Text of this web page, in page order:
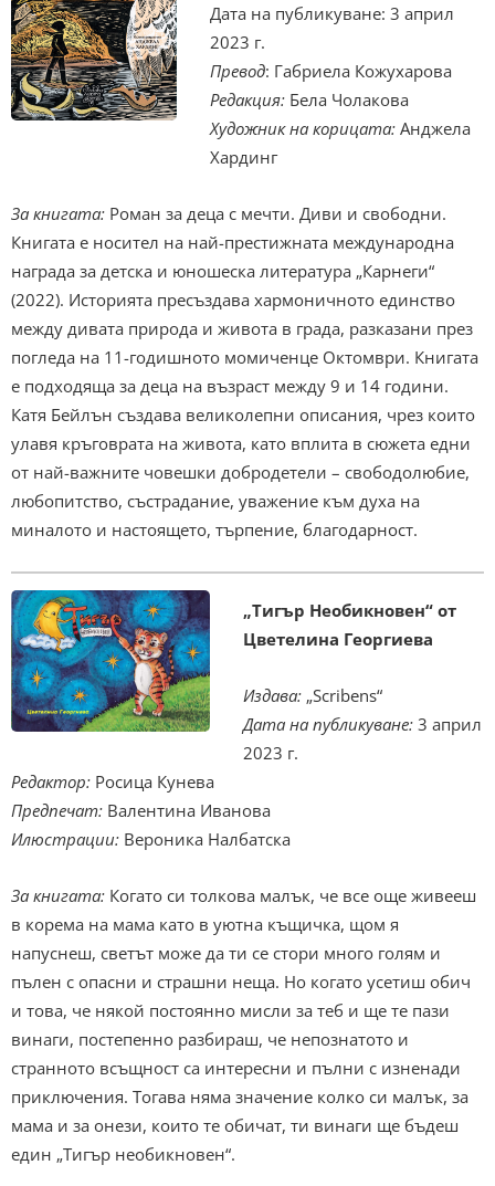
Дата на публикуване: 3 април
2023 г.
Превод: Габриела Кожухарова
Редакция: Бела Чолакова
Художник на корицата: Анджела
Хардинг
За книгата: Роман за деца с мечти. Диви и свободни.
Книгата е носител на най-престижната международна
награда за детска и юношеска литература „Карнеги“
(2022). Историята пресъздава хармоничното единство
между дивата природа и живота в града, разказани през
погледа на 11-годишното момиченце Октомври. Книгата
е подходяща за деца на възраст между 9 и 14 години.
Катя Бейлън създава великолепни описания, чрез които
улавя кръговрата на живота, като вплита в сюжета едни
от най-важните човешки добродетели – свободолюбие,
любопитство, състрадание, уважение към духа на
миналото и настоящето, търпение, благодарност.
„Тигър Необикновен“ от
Цветелина Георгиева
Издава: „Scribens“
Дата на публикуване: 3 април
2023 г.
Редактор: Росица Кунева
Предпечат: Валентина Иванова
Илюстрации: Вероника Налбатска
За книгата: Когато си толкова малък, че все още живееш
в корема на мама като в уютна къщичка, щом я
напуснеш, светът може да ти се стори много голям и
пълен с опасни и страшни неща. Но когато усетиш обич
и това, че някой постоянно мисли за теб и ще те пази
винаги, постепенно разбираш, че непознатото и
странното всъщност са интересни и пълни с изненади
приключения. Тогава няма значение колко си малък, за
мама и за онези, които те обичат, ти винаги ще бъдеш
един „Тигър необикновен“.